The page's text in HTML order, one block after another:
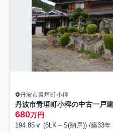
丹波市青垣町小稗
丹波市青垣町小稗の中古一戸建
680万円
194.85㎡ (6LK＋S(納戸)) /築33年